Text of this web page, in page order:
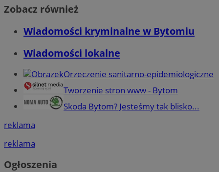
Zobacz również
Wiadomości kryminalne w Bytomiu
Wiadomości lokalne
Orzeczenie sanitarno-epidemiologiczne
Tworzenie stron www - Bytom
Skoda Bytom? Jesteśmy tak blisko...
reklama
reklama
Ogłoszenia